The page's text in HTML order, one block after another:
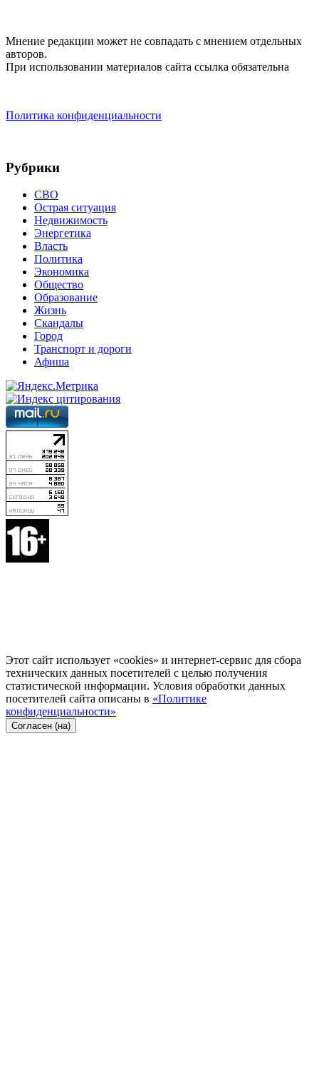
Мнение редакции может не совпадать с мнением отдельных
авторов.
При использовании материалов сайта ссылка обязательна
Политика конфиденциальности
Рубрики
СВО
Острая ситуация
Недвижимость
Энергетика
Власть
Политика
Экономика
Общество
Образование
Жизнь
Скандалы
Город
Транспорт и дороги
Афиша
Этот сайт использует «cookies» и интернет-сервис для сбора
технических данных посетителей с целью получения
статистической информации. Условия обработки данных
посетителей сайта описаны в «Политике
конфиденциальности»
Согласен (на)